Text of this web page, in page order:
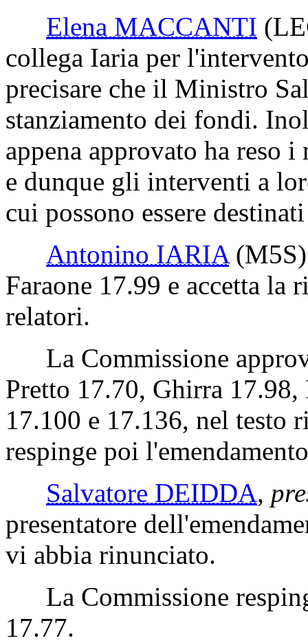
Elena MACCANTI
collega Iaria per
precisare che il Ministro
stanziamento dei fondi.
appena approvato ha reso
e dunque gli interventi a
cui possono essere
Antonino IARIA (M5S)
Faraone 17.99 e accetta la
relatori.
La Commissione
Pretto 17.70, Ghirra 17.98,
17.100 e 17.136, nel testo
respinge poi
Salvatore DEIDDA,
presentatore
vi abbia rinunciato.
La Commissione
17.77.